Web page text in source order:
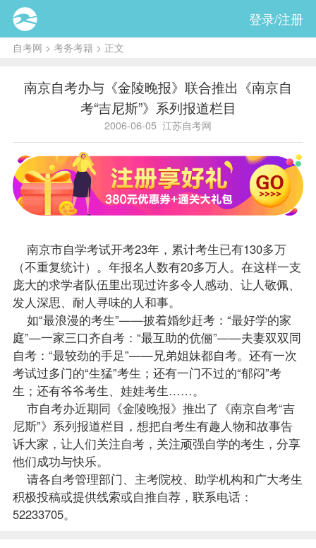
登录/注册
自考网 > 考务考籍 > 正文
南京自考办与《金陵晚报》联合推出《南京自
考“吉尼斯”》系列报道栏目
2006-06-05 江苏自考网
南京市自学考试开考23年，累计考生已有130多万
（不重复统计）。年报名 人数有20多万人。在这样一支
庞大的求学者队伍里出现过许多令人感动、让人敬佩、
发人深思、耐人寻味的人和事。
如“最浪漫的考生”——披着婚纱赶考：“最好学的家
庭”—一家三口齐自考：“最互助的伉俪”——夫妻双双同
自考：“最较劲的手足”——兄弟姐妹都自考。还有一次
考试过多门的“生猛”考生；还有一门不过的“郁闷”考
生；还有爷爷考生、娃娃考生……。
市自考办近期同《金陵晚报》推出了《南京自考“吉
尼斯”》系列报道栏目，想把自考生有趣人物和故事告
诉大家，让人们关注自考，关注顽强自学的考生，分享
他们成功与快乐。
请各自考管理部门、主考院校、助学机构和广大考生
积极投稿或提供线索或自推自荐，联系电话：
52233705。